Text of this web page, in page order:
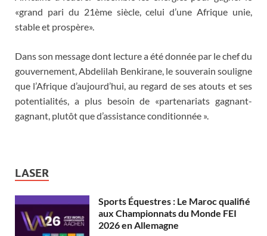
«grand pari du 21ème siècle, celui d’une Afrique unie,
stable et prospère».
Dans son message dont lecture a été donnée par le chef du
gouvernement, Abdelilah Benkirane, le souverain souligne
que l’Afrique d’aujourd’hui, au regard de ses atouts et ses
potentialités, a plus besoin de «partenariats gagnant-
gagnant, plutôt que d’assistance conditionnée ».
LASER
Sports Équestres : Le Maroc qualifié
aux Championnats du Monde FEI
2026 en Allemagne